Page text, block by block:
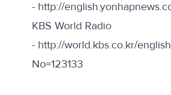
- http://
KBS World Radio
- http://world.kbs.co.kr/
No=123133